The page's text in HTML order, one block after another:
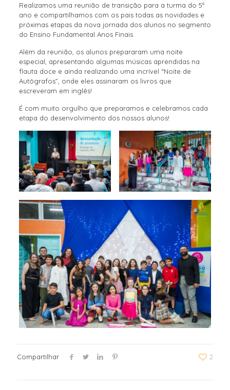
Realizamos uma reunião de transição para a turma do 5º
ano e compartilhamos com os pais todas as novidades e
próximas etapas da nova jornada dos alunos no segmento
do Ensino Fundamental Anos Finais.
Além da reunião, os alunos prepararam uma noite
especial, apresentando algumas músicas aprendidas na
flauta doce e ainda realizando uma incrível “Noite de
Autógrafos”, onde eles assinaram os livros que
escreveram em inglês!
É com muito orgulho que preparamos e celebramos cada
etapa do desenvolvimento dos nossos alunos!
Compartilhar 2